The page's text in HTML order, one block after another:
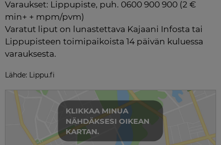
Varaukset: Lippupiste, puh. 0600 900 900 (2 €
min+ + mpm/pvm)
Varatut liput on lunastettava Kajaani Infosta tai
Lippupisteen toimipaikoista 14 päivän kuluessa
varauksesta.
Lähde: Lippu.fi
KLIKKAA MINUA
NÄHDÄKSESI OIKEAN
KARTAN.